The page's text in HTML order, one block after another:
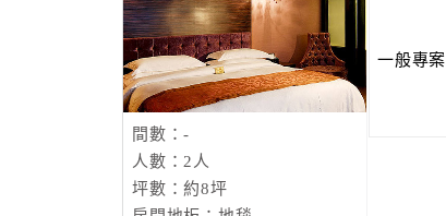
間數：-
人數：2人
坪數：約8坪
一般專案